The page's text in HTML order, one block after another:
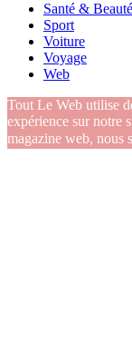
Santé & Beauté
Sport
Voiture
Voyage
Web
Tout Le Web utilise
expérience sur notre
magazine web, nous